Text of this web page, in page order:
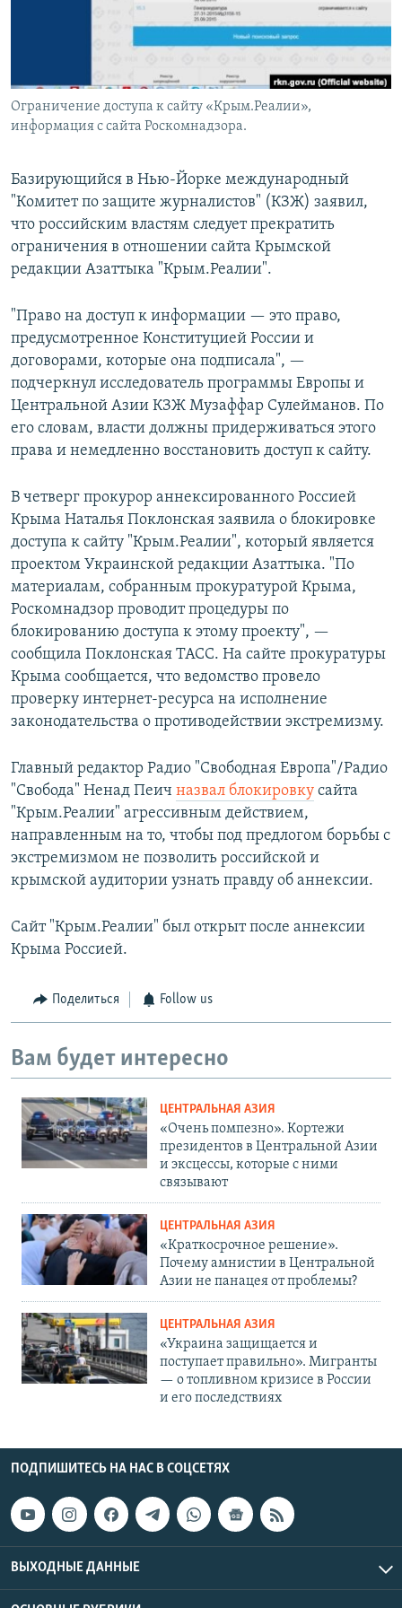
Ограничение доступа к сайту «Крым.Реалии»,
информация с сайта Роскомнадзора.
Базирующийся в Нью-Йорке международный
"Комитет по защите журналистов" (КЗЖ) заявил,
что российским властям следует прекратить
ограничения в отношении сайта Крымской
редакции Азаттыка "Крым.Реалии".
"Право на доступ к информации — это право,
предусмотренное Конституцией России и
договорами, которые она подписала", —
подчеркнул исследователь программы Европы и
Центральной Азии КЗЖ Музаффар Сулейманов. По
его словам, власти должны придерживаться этого
права и немедленно восстановить доступ к сайту.
В четверг прокурор аннексированного Россией
Крыма Наталья Поклонская заявила о блокировке
доступа к сайту "Крым.Реалии", который является
проектом Украинской редакции Азаттыка. "По
материалам, собранным прокуратурой Крыма,
Роскомнадзор проводит процедуры по
блокированию доступа к этому проекту", —
сообщила Поклонская ТАСС. На сайте прокуратуры
Крыма сообщается, что ведомство провело
проверку интернет-ресурса на исполнение
законодательства о противодействии экстремизму.
Главный редактор Радио "Свободная Европа"/Радио
"Свобода" Ненад Пеич назвал блокировку сайта
"Крым.Реалии" агрессивным действием,
направленным на то, чтобы под предлогом борьбы с
экстремизмом не позволить российской и
крымской аудитории узнать правду об аннексии.
Сайт "Крым.Реалии" был открыт после аннексии
Крыма Россией.
Поделиться Follow us
Вам будет интересно
ЦЕНТРАЛЬНАЯ АЗИЯ
«Очень помпезно». Кортежи
президентов в Центральной Азии
и эксцессы, которые с ними
связывают
ЦЕНТРАЛЬНАЯ АЗИЯ
«Краткосрочное решение».
Почему амнистии в Центральной
Азии не панацея от проблемы?
ЦЕНТРАЛЬНАЯ АЗИЯ
«Украина защищается и
поступает правильно». Мигранты
— о топливном кризисе в России
и его последствиях
ПОДПИШИТЕСЬ НА НАС В СОЦСЕТЯХ
ВЫХОДНЫЕ ДАННЫЕ